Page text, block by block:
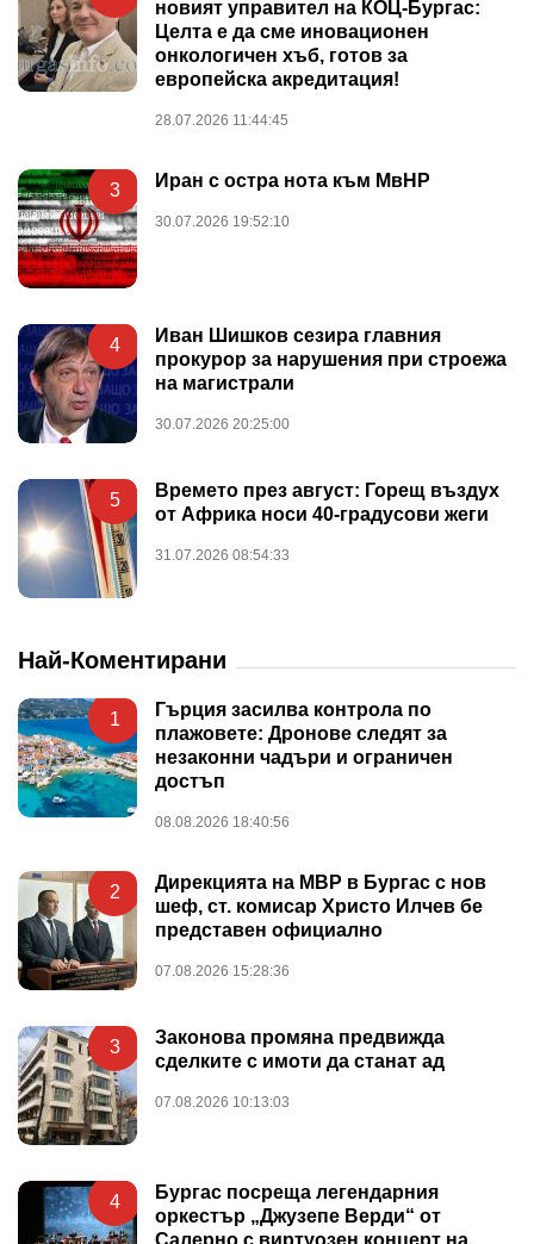
новият управител на КОЦ-Бургас:
Целта е да сме иновационен
онкологичен хъб, готов за
европейска акредитация!
28.07.2026 11:44:45
3 Иран с остра нота към МвНР
30.07.2026 19:52:10
4
Иван Шишков сезира главния
прокурор за нарушения при строежа
на магистрали
30.07.2026 20:25:00
5
Времето през август: Горещ въздух
от Африка носи 40-градусови жеги
31.07.2026 08:54:33
Най-Коментирани
1
Гърция засилва контрола по
плажовете: Дронове следят за
незаконни чадъри и ограничен
достъп
08.08.2026 18:40:56
2
Дирекцията на МВР в Бургас с нов
шеф, ст. комисар Христо Илчев бе
представен официално
07.08.2026 15:28:36
3
Законова промяна предвижда
сделките с имоти да станат ад
07.08.2026 10:13:03
4
Бургас посреща легендарния
оркестър „Джузепе Верди“ от
Салерно с виртуозен концерт на